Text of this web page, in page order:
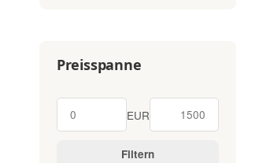
Preisspanne
EUR
Filtern